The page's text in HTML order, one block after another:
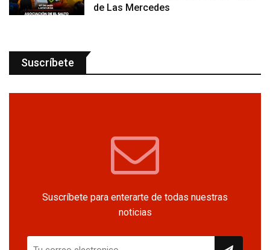
de Las Mercedes
Suscríbete
Suscríbete para enterarte de todas nuestras
noticias